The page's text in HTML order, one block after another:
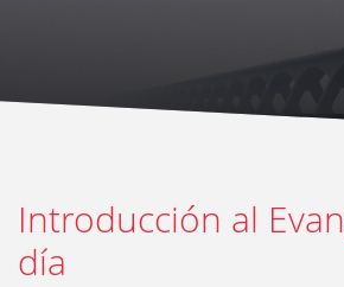
Introducción al
día